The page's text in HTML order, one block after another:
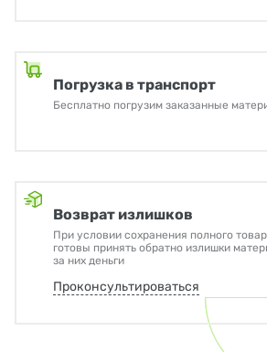
Погрузка в транспорт
Бесплатно погрузим заказанные
Возврат излишков
При условии сохранения полного
готовы принять обратно излишки
за них деньги
Проконсультироваться